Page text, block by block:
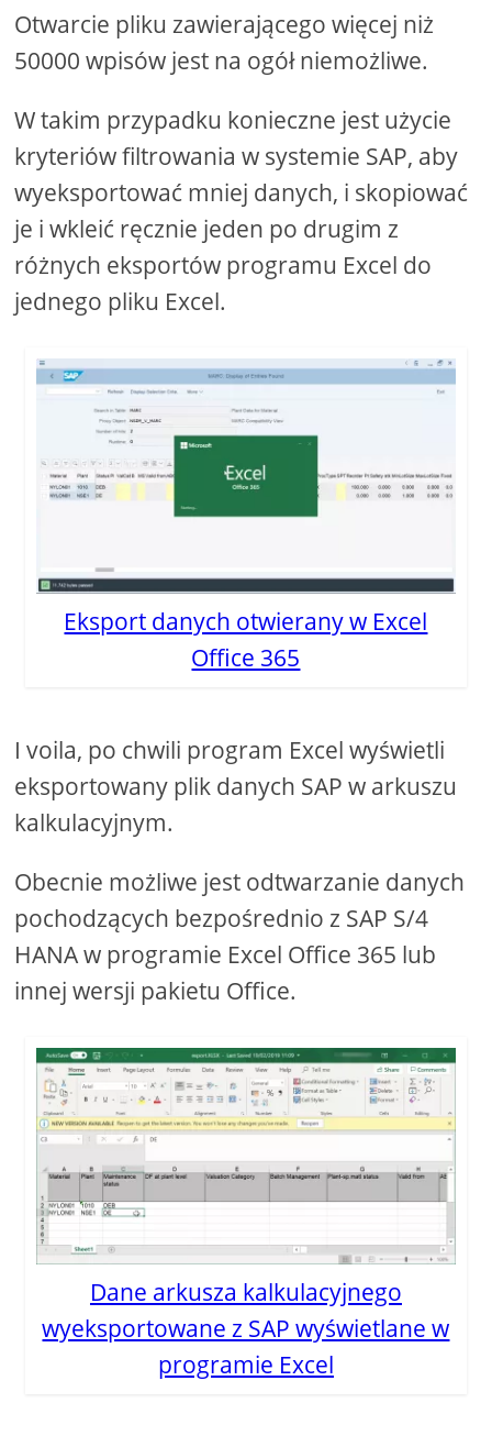
Otwarcie pliku zawierającego więcej niż
50000 wpisów jest na ogół niemożliwe.
W takim przypadku konieczne jest użycie
kryteriów filtrowania w systemie SAP, aby
wyeksportować mniej danych, i skopiować
je i wkleić ręcznie jeden po drugim z
różnych eksportów programu Excel do
jednego pliku Excel.
Eksport danych otwierany w Excel
Office 365
I voila, po chwili program Excel wyświetli
eksportowany plik danych SAP w arkuszu
kalkulacyjnym.
Obecnie możliwe jest odtwarzanie danych
pochodzących bezpośrednio z SAP S/4
HANA w programie Excel Office 365 lub
innej wersji pakietu Office.
Dane arkusza kalkulacyjnego
wyeksportowane z SAP wyświetlane w
programie Excel